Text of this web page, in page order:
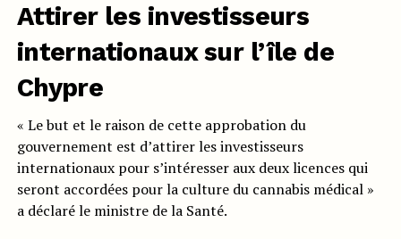
Attirer les investisseurs
internationaux sur l’île de
Chypre
« Le but et le raison de cette approbation du
gouvernement est d’attirer les investisseurs
internationaux pour s’intéresser aux deux licences qui
seront accordées pour la culture du cannabis médical »
a déclaré le ministre de la Santé.